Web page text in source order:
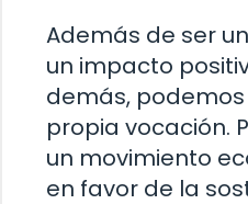
Además de ser
un impacto
demás,
propia vocación.
un movimiento
en favor de la